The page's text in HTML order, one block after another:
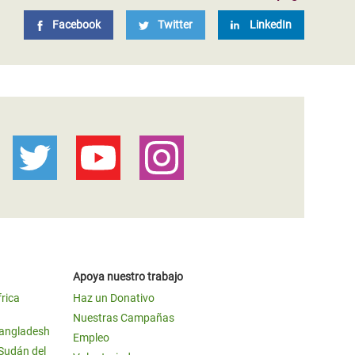
Facebook Twitter LinkedIn
del
Apoya nuestro trabajo
Haz un Donativo
Nuestras Campañas
Empleo